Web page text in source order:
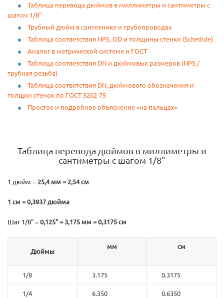
Таблица перевода дюймов в миллиметры и сантиметры с
шагом 1/8"
Трубный дюйм в сантехнике и трубопроводах
Таблица соответствия NPS, OD и толщины стенки (Schedule)
Аналог в метрической системе и ГОСТ
Таблица соответствия DN и дюймовых размеров (NPS /
трубная резьба)
Таблица соответствия DN, дюймового обозначения и
толщин стенок по ГОСТ 3262-75
Простое и подробное объяснение «на пальцах»
Таблица перевода дюймов в миллиметры и
сантиметры с шагом 1/8"
1 дюйм = 25,4 мм = 2,54 см
1 см = 0,3937 дюйма
Шаг 1/8" =0,125" = 3,175 мм = 0,3175 см
Дюймы
мм см
1/8 3.175 0.3175
1/4 6.350 0.6350